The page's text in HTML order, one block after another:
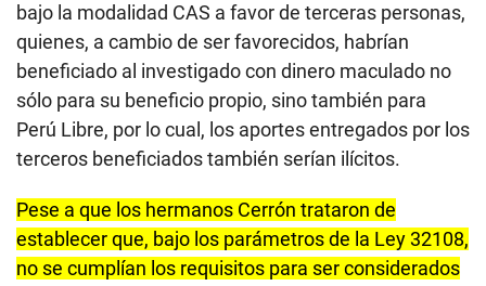
bajo la modalidad CAS a favor de terceras personas,
quienes, a cambio de ser favorecidos, habrían
beneficiado al investigado con dinero maculado no
sólo para su beneficio propio, sino también para
Perú Libre, por lo cual, los aportes entregados por los
terceros beneficiados también serían ilícitos.
Pese a que los hermanos Cerrón trataron de
establecer que, bajo los parámetros de la Ley 32108,
no se cumplían los requisitos para ser considerados